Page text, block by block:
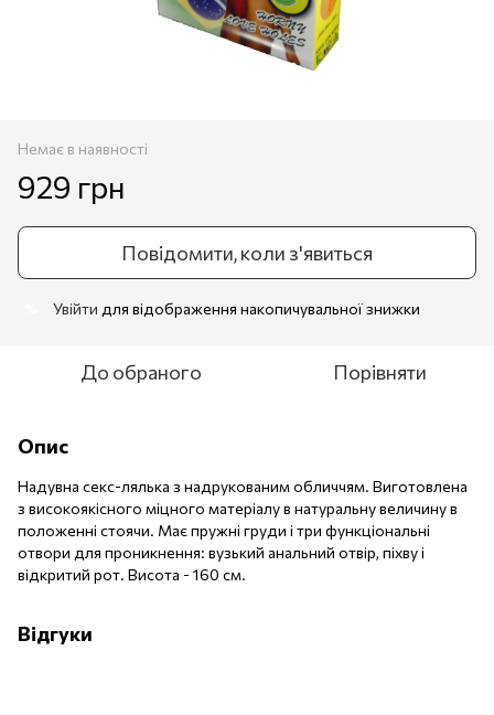
Немає в наявності
929 грн
Повідомити, коли з'явиться
Увійти для відображення накопичувальної знижки
До обраного Порівняти
Опис
Надувна секс-лялька з надрукованим обличчям. Виготовлена
з високоякісного міцного матеріалу в натуральну величину в
положенні стоячи. Має пружні груди і три функціональні
отвори для проникнення: вузький анальний отвір, піхву і
відкритий рот. Висота - 160 см.
Відгуки